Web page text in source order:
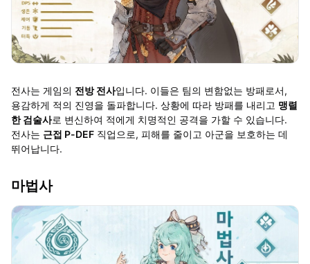
전사는 게임의 전방 전사입니다. 이들은 팀의 변함없는 방패로서,
용감하게 적의 진영을 돌파합니다. 상황에 따라 방패를 내리고 맹렬
한 검술사로 변신하여 적에게 치명적인 공격을 가할 수 있습니다.
전사는 근접 P-DEF직업으로, 피해를 줄이고 아군을 보호하는 데
뛰어납니다.
마법사